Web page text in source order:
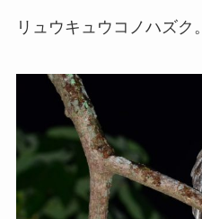
リュウキュウコノハズク。